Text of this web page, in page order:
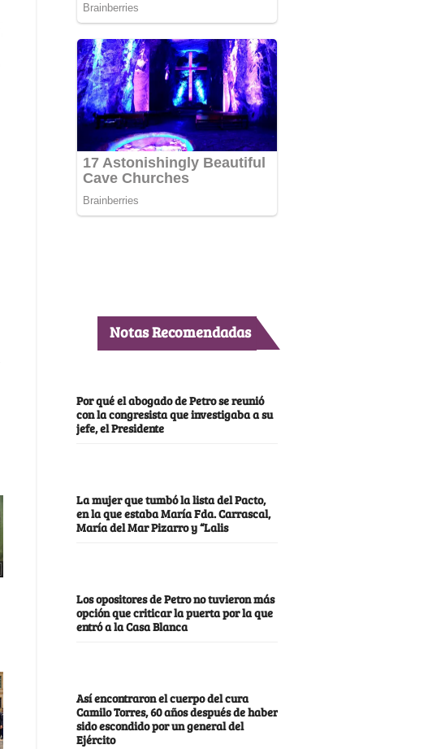
Notas Recomendadas
Por qué el abogado de Petro se reunió
con la congresista que investigaba a su
jefe, el Presidente
La mujer que tumbó la lista del Pacto,
en la que estaba María Fda. Carrascal,
María del Mar Pizarro y “Lalis
Los opositores de Petro no tuvieron más
opción que criticar la puerta por la que
entró a la Casa Blanca
Así encontraron el cuerpo del cura
Camilo Torres, 60 años después de haber
sido escondido por un general del
Ejército